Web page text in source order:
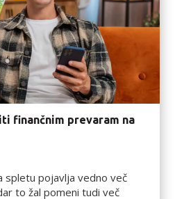
finančnim prevaram na
spletu pojavlja vedno več
to žal pomeni tudi več